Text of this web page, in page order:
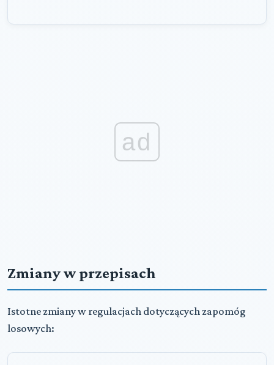
ad
Zmiany w przepisach
Istotne zmiany w regulacjach dotyczących zapomóg
losowych: